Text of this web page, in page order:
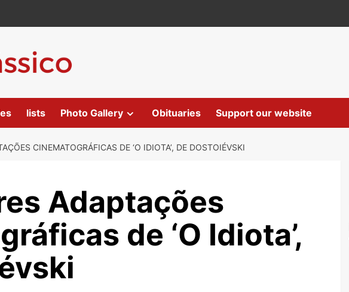
lists Photo Gallery Obituaries Support our website
CINEMATOGRÁFICAS DE ‘O IDIOTA’, DE DOSTOIÉVSKI
Adaptações
de ‘O Idiota’,